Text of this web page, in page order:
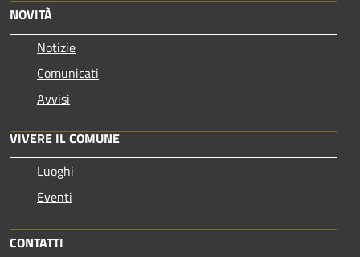
NOVITÀ
Notizie
Comunicati
Avvisi
VIVERE IL COMUNE
Luoghi
Eventi
CONTATTI